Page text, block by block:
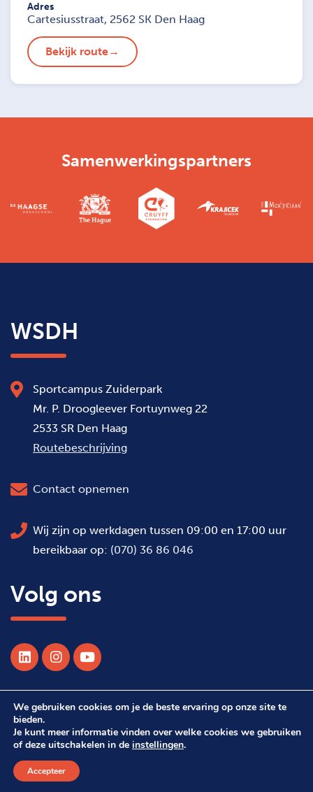
Adres
Cartesiusstraat, 2562 SK Den Haag
Bekijk route
Samenwerkingspartners
WSDH
Sportcampus Zuiderpark
Mr. P. Droogleever Fortuynweg 22
2533 SR Den Haag
Routebeschrijving
Contact opnemen
Wij zijn op werkdagen tussen 09:00 en 17:00 uur
bereikbaar op: (070) 36 86 046
Volg ons
© 2026 Alle rechten voorbehouden WSDH
Webdesign Suprevo
We gebruiken cookies om je de beste ervaring op onze site te
bieden.
Je kunt meer informatie vinden over welke cookies we gebruiken
of deze uitschakelen in de instellingen.
Accepteer